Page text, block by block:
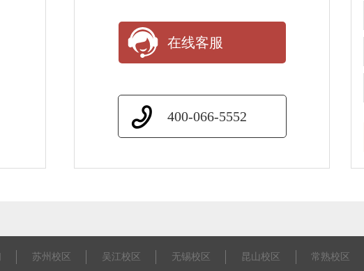
在线客服
400-066-5552
苏州校区 吴江校区 无锡校区 昆山校区 常熟校区